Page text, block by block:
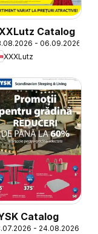
Catalog
- 06.09.2026
XXXLutz
Catalog
- 24.08.2026